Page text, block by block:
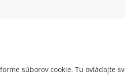
súborov cookie. Tu ovládajte